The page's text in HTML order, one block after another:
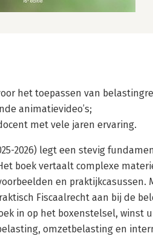
het toepassen van
animatievideo’s;
met vele jaren ervaring.
2026) legt een stevig
boek vertaalt complexe
en praktijkcasussen.
Fiscaalrecht aan bij de
in op het boxenstelsel, winst
omzetbelasting en